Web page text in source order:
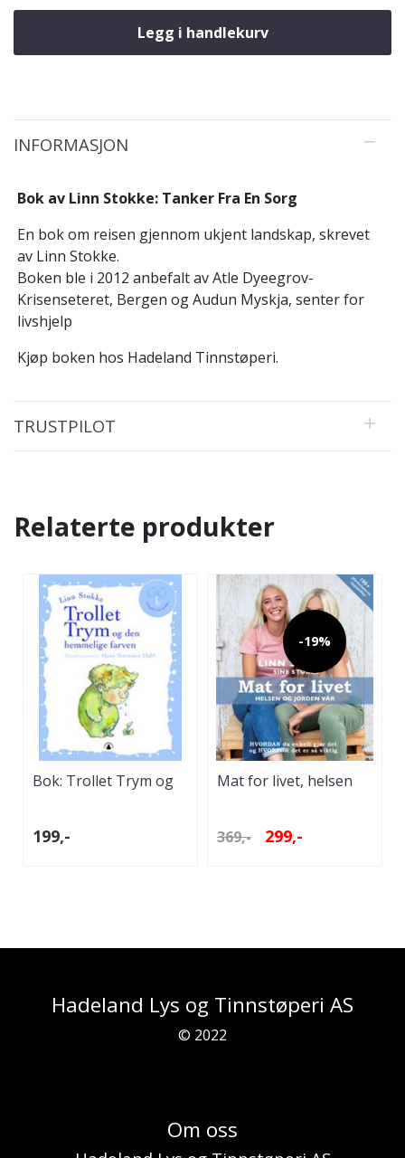
Legg i handlekurv
INFORMASJON
Bok av Linn Stokke: Tanker Fra En Sorg
En bok om reisen gjennom ukjent landskap, skrevet
av Linn Stokke.
Boken ble i 2012 anbefalt av Atle Dyeegrov-
Krisenseteret, Bergen og Audun Myskja, senter for
livshjelp
Kjøp boken hos Hadeland Tinnstøperi.
TRUSTPILOT
Relaterte produkter
Bok: Trollet Trym og
199,-
-19%
Mat for livet, helsen
369,-
299,-
Hadeland Lys og Tinnstøperi AS
© 2022
Om oss